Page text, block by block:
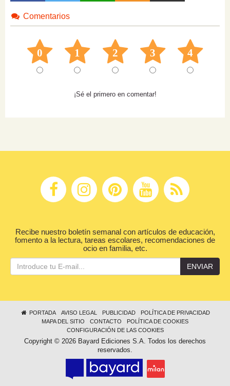
Comentarios
0 1 2 3 4
¡Sé el primero en comentar!
Recibe nuestro boletín semanal con artículos de educación,
fomento a la lectura, tareas escolares, recomendaciones de
ocio en familia, etc.
ENVIAR
PORTADA AVISO LEGAL PUBLICIDAD
POLÍTICA DE PRIVACIDAD
MAPA DEL SITIO
CONTACTO
POLÍTICA DE COOKIES
CONFIGURACIÓN DE LAS COOKIES
Copyright © 2026 Bayard Ediciones S.A. Todos los derechos
reservados.